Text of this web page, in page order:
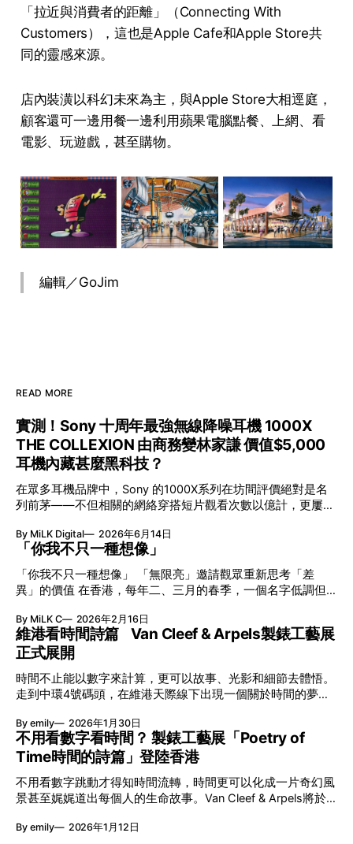
「拉近與消費者的距離」（Connecting With
Customers），這也是Apple Cafe和Apple Store共
同的靈感來源。
店內裝潢以科幻未來為主，與Apple Store大相逕庭，
顧客還可一邊用餐一邊利用蘋果電腦點餐、上網、看
電影、玩遊戲，甚至購物。
編輯／GoJim
READ MORE
實測！Sony 十周年最強無線降噪耳機 1000X
THE COLLEXION 由商務變林家謙 價值$5,000
耳機內藏甚麼黑科技？
在眾多耳機品牌中，Sony 的1000X系列在坊間評價絕對是名
列前茅——不但相關的網絡穿搭短片觀看次數以億計，更屢獲
VGP 金獎，也是 Amazon 折扣日的大熱推介。
By MiLK Digital 2026年6月14日
「你我不只一種想像」
「你我不只一種想像」 「無限亮」邀請觀眾重新思考「差
異」的價值 在香港，每年二、三月的春季，一個名字低調但
節與香港賽馬會慈善信託基金聯合呈獻，以共融藝術為核心，
八年來不只是帶來無數來自世界各地的優秀節目，更致力於在
本地建立屬於香港的共融創作生態。今年更首度與本地兩大旗
艦藝團強強聯手打造兩部深具意義的作品《遊延》及《弦上光
影》，展開一場前所未有的藝術對話，擦下多元藝術下的流動
能量，全面開展一場無界限嘅藝術旅程。 第八屆「無限亮」
以「你我不只一種想像」為題，從共融角度重新思索「差異」
的價值。不同能力人士是社會多樣性的一部分。每人皆擁有
「不同」能力與特質，當我們一齊生活、一齊創作、互相啟
發，偏見與界線，也自然被藝術溶化。 「無限亮」2026精彩
節目包括: 2月27日至3月1日：帕拉管弦樂團《無邊狂想曲》/
音樂‧舞蹈 (開幕節目) 2月28日至3月1日：
By MiLK C 2026年2月16日
維港看時間詩篇 Van Cleef & Arpels製錶工藝展
正式展開
時間不止能以數字來計算，更可以故事、光影和細節去體悟。
走到中環4號碼頭，在維港天際線下出現一個關於時間的夢幻
覽。由即日至2月8日期間舉行，世家把一貫低調精緻的製錶語
言搬離傳統店舖，放進公共場域，讓時間不只是腕上的個人物
件，而是一場可以與他人一同經歷的詩意旅程。 在碼頭打開
「時間詩集」 走進展場尤如翻開一本時間詩集，藉由不同主
題呈現時間的無限想像。Van Cleef & Arpels的腕錶從來不是
由單純的機械與數字堆砌，更像是腕上的動人故事。 世家以
精湛的製錶技術與敘事美學為核心，讓每一枚腕錶都超越單純
報時的功能，而是把稍縱即逝的瞬間凝結成可以反覆閱讀的畫
By emily 2026年1月30日
不用看數字看時間？ 製錶工藝展「Poetry of
Time時間的詩篇」登陸香港
不用看數字跳動才得知時間流轉，時間更可以化成一片奇幻風
景甚至娓娓道出每個人的生命故事。Van Cleef & Arpels將於1
詩篇」展覽，邀請大家走進由愛情故事、詩意星象、迷人自然
By emily 2026年1月12日